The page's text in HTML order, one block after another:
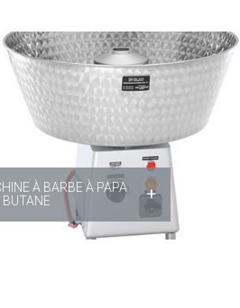
À BARBE À PAPA
BUTANE
+